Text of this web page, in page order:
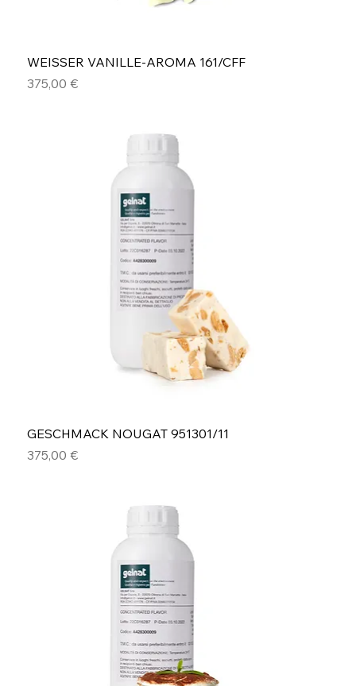
WEISSER VANILLE-AROMA 161/CFF
Preis
375,00 €
GESCHMACK NOUGAT 951301/11
Preis
375,00 €